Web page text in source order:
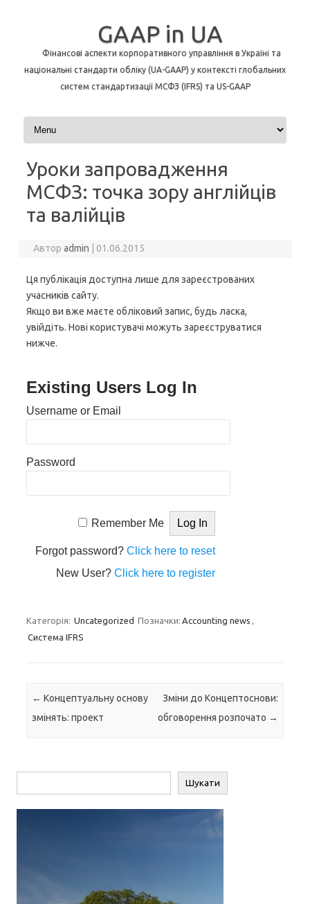
GAAP in UA
Фінансові аспекти корпоративного управління в Україні та
національні стандарти обліку (UA-GAAP) у контексті глобальних
систем стандартизації МСФЗ (IFRS) та US-GAAP
Перейти до контенту
Уроки запровадження
МСФЗ: точка зору англійців
та валійців
Авторadmin 01.06.2015
Ця публікація доступна лише для зареєстрованих
учасників сайту.
Якщо ви вже маєте обліковий запис, будь ласка,
увійдіть. Нові користувачі можуть зареєструватися
нижче.
Existing Users Log In
Username or Email
Password
Remember Me
Forgot password?Click here to reset
New User?Click here to register
Категорія: Uncategorized Позначки: Accounting news ,
Система IFRS
Навігація по запису
← Концептуальну основу
змінять: проект
Зміни до Концептоснови:
обговорення розпочато →
Шукати